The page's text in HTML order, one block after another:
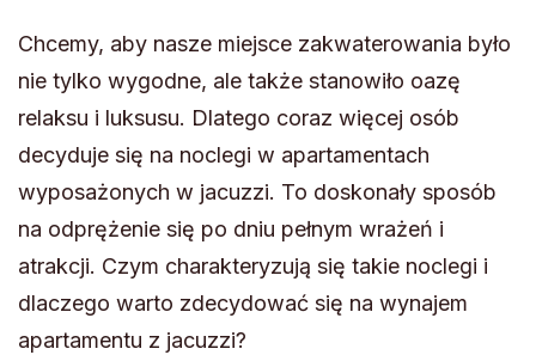
Chcemy, aby nasze miejsce zakwaterowania było
nie tylko wygodne, ale także stanowiło oazę
relaksu i luksusu. Dlatego coraz więcej osób
decyduje się na noclegi w apartamentach
wyposażonych w jacuzzi. To doskonały sposób
na odprężenie się po dniu pełnym wrażeń i
atrakcji. Czym charakteryzują się takie noclegi i
dlaczego warto zdecydować się na wynajem
apartamentu z jacuzzi?